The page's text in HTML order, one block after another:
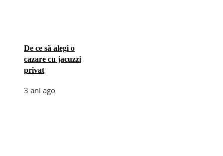
De ce să alegi o
cazare cu jacuzzi
privat
3 ani ago